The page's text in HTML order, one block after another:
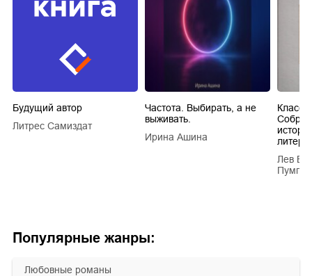
Популярные жанры:
любовные романы
Будущий автор
Литрес Самиздат
Частота. Выбирать, а не
выживать.
Ирина Ашина
Лев